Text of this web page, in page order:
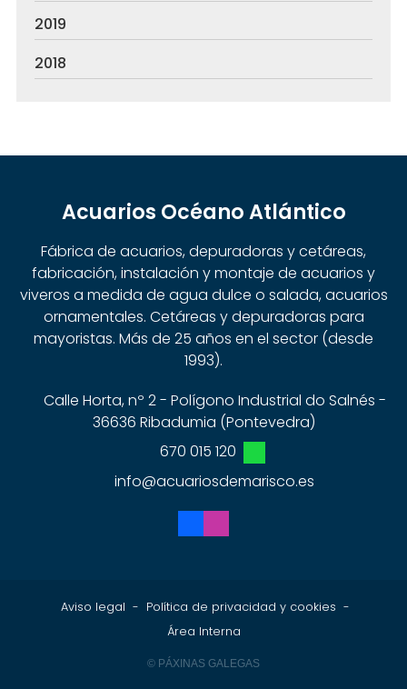
2019
2018
Acuarios Océano Atlántico
Fábrica de acuarios, depuradoras y cetáreas,
fabricación, instalación y montaje de acuarios y
viveros a medida de agua dulce o salada, acuarios
ornamentales. Cetáreas y depuradoras para
mayoristas. Más de 25 años en el sector (desde
1993).
Calle Horta, nº 2 - Polígono Industrial do Salnés -
36636 Ribadumia (Pontevedra)
670 015 120
info@acuariosdemarisco.es
Aviso legal - Política de privacidad y cookies -
Área Interna
© PÁXINAS GALEGAS